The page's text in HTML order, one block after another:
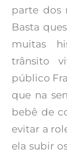
parte dos
Basta
muitas
trânsito
público
que na
bebê de
evitar a
ela subir